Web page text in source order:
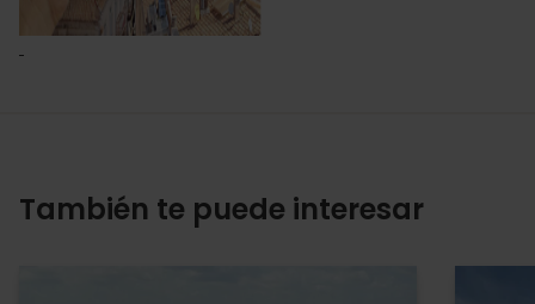
También te puede interesar